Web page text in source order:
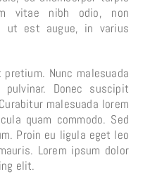
vitae nibh odio, non
ut est augue, in varius
Nunc malesuada
Donec suscipit
malesuada lorem
quam commodo. Sed
Proin eu ligula eget leo
Lorem ipsum dolor
elit.